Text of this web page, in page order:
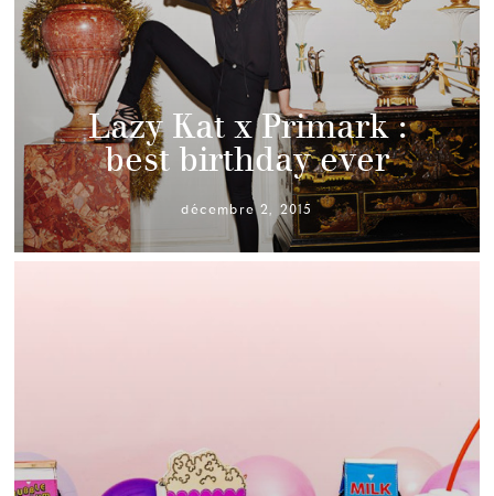
Lazy Kat x Primark :
best birthday ever
décembre 2, 2015